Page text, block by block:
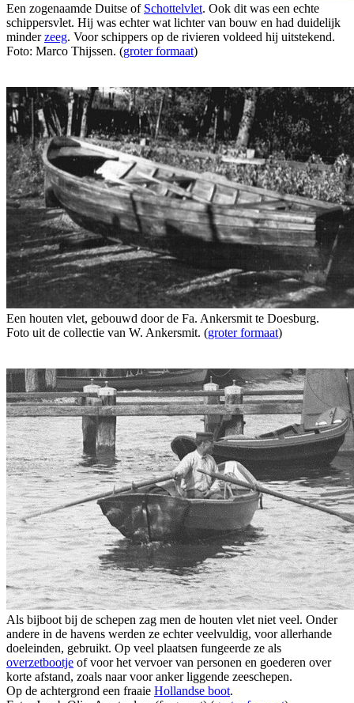
Een zogenaamde Duitse of Schottelvlet. Ook dit was een echte
schippersvlet. Hij was echter wat lichter van bouw en had duidelijk
minderzeeg. Voor schippers op de rivieren voldeed hij uitstekend.
Foto: Marco Thijssen. (groter formaat)
Een houten vlet, gebouwd door de Fa. Ankersmit te Doesburg.
Foto uit de collectie van W. Ankersmit. (groter formaat)
Als bijboot bij de schepen zag men de houten vlet niet veel. Onder
andere in de havens werden ze echter veelvuldig, voor allerhande
doeleinden, gebruikt. Op veel plaatsen fungeerde ze als
overzetbootje of voor het vervoer van personen en goederen over
korte afstand, zoals naar voor anker liggende zeeschepen.
Op de achtergrond een fraaie Hollandse boot.